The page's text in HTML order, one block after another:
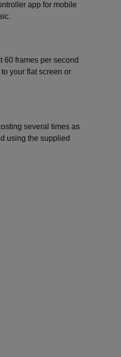
app for mobile
frames per second
your flat screen or
several times as
using the supplied